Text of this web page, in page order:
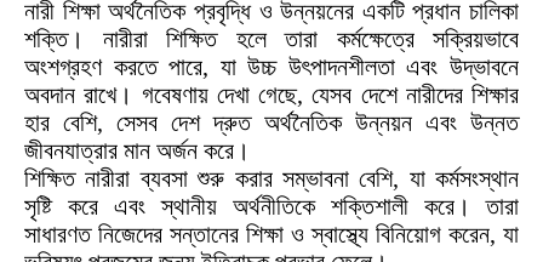
নারী শিক্ষা অর্থনৈতিক প্রবৃদ্ধি ও উন্নয়নের একটি প্রধান চালিকা
শক্তি। নারীরা শিক্ষিত হলে তারা কর্মক্ষেত্রে সক্রিয়ভাবে
অংশগ্রহণ করতে পারে, যা উচ্চ উৎপাদনশীলতা এবং উদ্ভাবনে
অবদান রাখে। গবেষণায় দেখা গেছে, যেসব দেশে নারীদের শিক্ষার
হার বেশি, সেসব দেশ দ্রুত অর্থনৈতিক উন্নয়ন এবং উন্নত
জীবনযাত্রার মান অর্জন করে।
শিক্ষিত নারীরা ব্যবসা শুরু করার সম্ভাবনা বেশি, যা কর্মসংস্থান
সৃষ্টি করে এবং স্থানীয় অর্থনীতিকে শক্তিশালী করে। তারা
সাধারণত নিজেদের সন্তানের শিক্ষা ও স্বাস্থ্যে বিনিয়োগ করেন, যা